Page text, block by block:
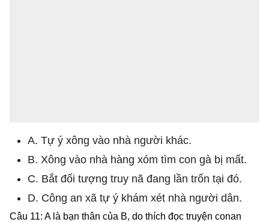
A. Tự ý xông vào nhà người khác.
B. Xông vào nhà hàng xóm tìm con gà bị mất.
C. Bắt đối tượng truy nã đang lần trốn tại đó.
D. Công an xã tự ý khám xét nhà người dân.
Câu 11: A là bạn thân của B, do thích đọc truyện conan